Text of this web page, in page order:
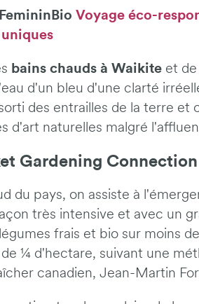
Voyage éco-
bains chauds à Waikite et
d'un bleu d'une clarté
des entrailles de la terre et
d'art naturelles malgré
Gardening Connection
du pays, on assiste à
très intensive et avec un
frais et bio sur moins
¼ d'hectare, suivant une
canadien, Jean-Martin